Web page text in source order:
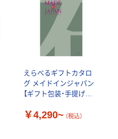
えらべるギフトカタロ
グ メイドインジャパン
【ギフト包装・手提げ袋
￥4,290~ （税込）